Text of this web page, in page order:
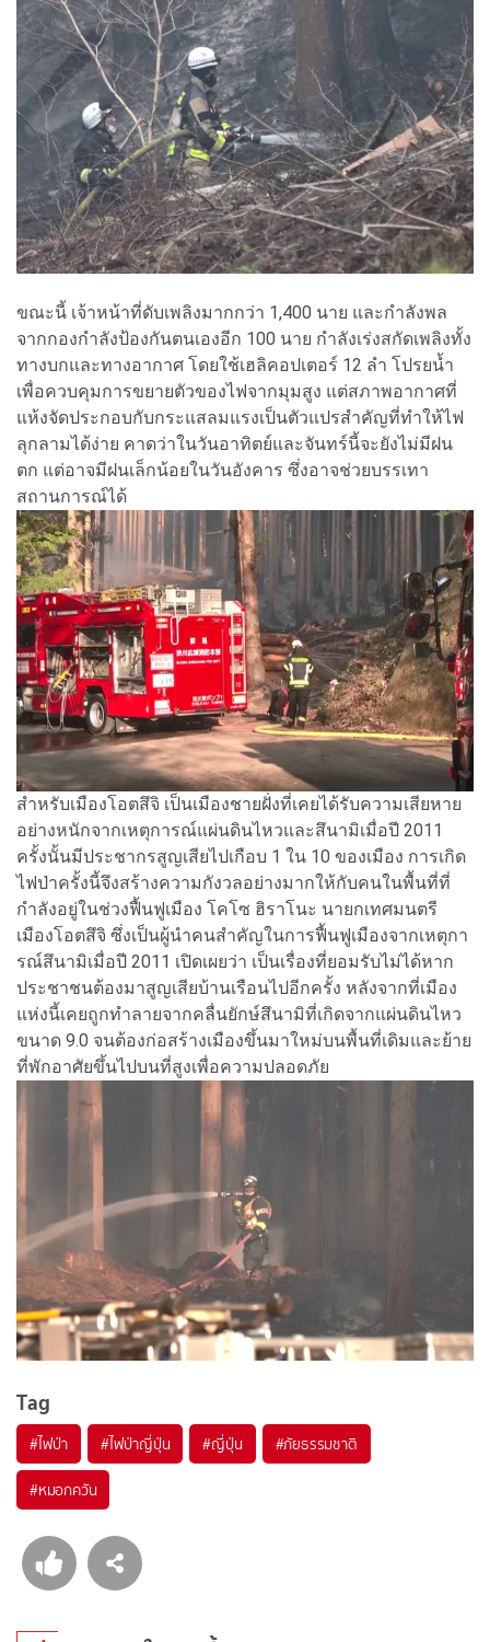
ขณะนี้ เจ้าหน้าที่ดับเพลิงมากกว่า 1,400 นาย และกำลังพล
จากกองกำลังป้องกันตนเองอีก 100 นาย กำลังเร่งสกัดเพลิงทั้ง
ทางบกและทางอากาศ โดยใช้เฮลิคอปเตอร์ 12 ลำ โปรยน้ำ
เพื่อควบคุมการขยายตัวของไฟจากมุมสูง แต่สภาพอากาศที่
แห้งจัดประกอบกับกระแสลมแรงเป็นตัวแปรสำคัญที่ทำให้ไฟ
ลุกลามได้ง่าย คาดว่าในวันอาทิตย์และจันทร์นี้จะยังไม่มีฝน
ตก แต่อาจมีฝนเล็กน้อยในวันอังคาร ซึ่งอาจช่วยบรรเทา
สถานการณ์ได้
สำหรับเมืองโอตสึจิ เป็นเมืองชายฝั่งที่เคยได้รับความเสียหาย
อย่างหนักจากเหตุการณ์แผ่นดินไหวและสึนามิเมื่อปี 2011
ครั้งนั้นมีประชากรสูญเสียไปเกือบ 1 ใน 10 ของเมือง การเกิด
ไฟป่าครั้งนี้จึงสร้างความกังวลอย่างมากให้กับคนในพื้นที่ที่
กำลังอยู่ในช่วงฟื้นฟูเมือง โคโซ ฮิราโนะ นายกเทศมนตรี
เมืองโอตสึจิ ซึ่งเป็นผู้นำคนสำคัญในการฟื้นฟูเมืองจากเหตุกา
รณ์สึนามิเมื่อปี 2011 เปิดเผยว่า เป็นเรื่องที่ยอมรับไม่ได้หาก
ประชาชนต้องมาสูญเสียบ้านเรือนไปอีกครั้ง หลังจากที่เมือง
แห่งนี้เคยถูกทำลายจากคลื่นยักษ์สึนามิที่เกิดจากแผ่นดินไหว
ขนาด 9.0 จนต้องก่อสร้างเมืองขึ้นมาใหม่บนพื้นที่เดิมและย้าย
ที่พักอาศัยขึ้นไปบนที่สูงเพื่อความปลอดภัย
Tag
#ไฟป่า #ไฟป่าญี่ปุ่น #ญี่ปุ่น #ภัยธรรมชาติ
#หมอกควัน